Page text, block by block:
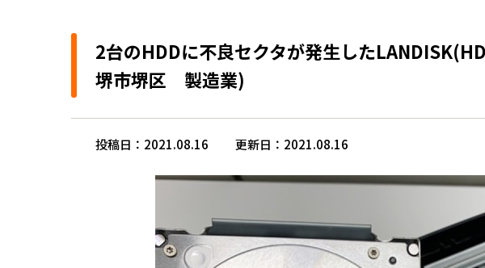
2台のHDDに不良セクタが発生した
堺市堺区 製造業)
投稿日：2021.08.16 更新日：2021.08.16